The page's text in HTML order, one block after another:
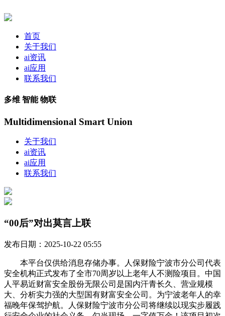
首页
关于我们
ai资讯
ai应用
联系我们
多维 智能 物联
Multidimensional Smart Union
关于我们
ai资讯
ai应用
联系我们
“00后”对出莫言上联
发布日期：2025-10-22 05:55
本平台仅供给消息存储办事。人保财险宁波市分公司代表
安全机构正式发布了全市70周岁以上老年人不测险项目。中国
人平易近财富安全股份无限公司是国内汗青长久、营业规模
大、分析实力强的大型国有财富安全公司。为宁波老年人的幸
福晚年保驾护航。人保财险宁波市分公司将继续以现实步履践